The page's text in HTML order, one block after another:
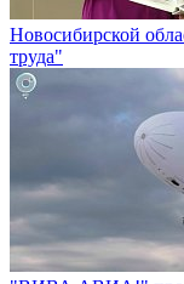
Новосибирской
труда"